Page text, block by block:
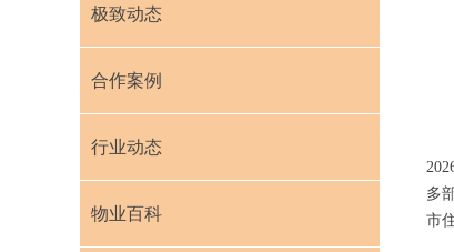
多
市
极致动态
合作案例
行业动态
物业百科